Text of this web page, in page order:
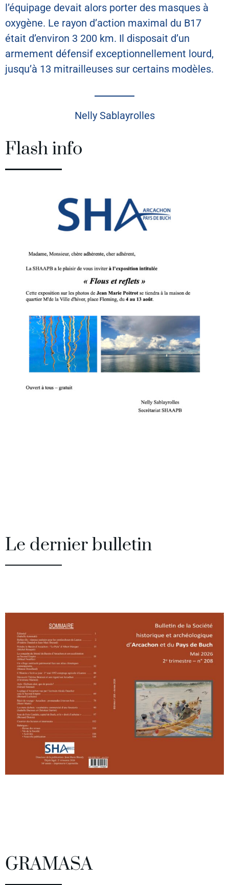
l’équipage devait alors porter des masques à
oxygène. Le rayon d’action maximal du B17
était d’environ 3 200 km. Il disposait d’un
armement défensif exceptionnellement lourd,
jusqu’à 13 mitrailleuses sur certains modèles.
Nelly Sablayrolles
Flash info
Le dernier bulletin
GRAMASA